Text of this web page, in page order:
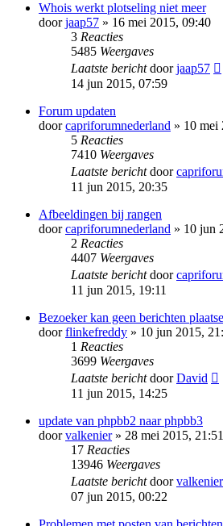
Whois werkt plotseling niet meer
doorjaap57 » 16 mei 2015, 09:40
3 Reacties
5485 Weergaves
Laatste berichtdoorjaap57
14 jun 2015, 07:59
Forum updaten
doorcapriforumnederland » 10 mei
5 Reacties
7410 Weergaves
Laatste berichtdoor
11 jun 2015, 20:35
Afbeeldingen bij rangen
doorcapriforumnederland » 10 jun
2 Reacties
4407 Weergaves
Laatste berichtdoor
11 jun 2015, 19:11
Bezoeker kan geen berichten
doorflinkefreddy » 10 jun 2015,
1 Reacties
3699 Weergaves
Laatste berichtdoorDavid
11 jun 2015, 14:25
update van phpbb2 naar phpbb3
doorvalkenier» 28 mei 2015, 21:51
17 Reacties
13946 Weergaves
Laatste berichtdoorvalkenier
07 jun 2015, 00:22